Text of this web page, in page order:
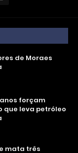
de Moraes
forçam
que leva petróleo
mata três